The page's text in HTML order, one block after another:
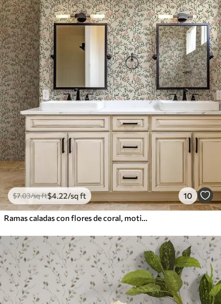
$7.03/sq ft$4.22/sq ft 10
Ramas caladas con flores de coral, motivo floral